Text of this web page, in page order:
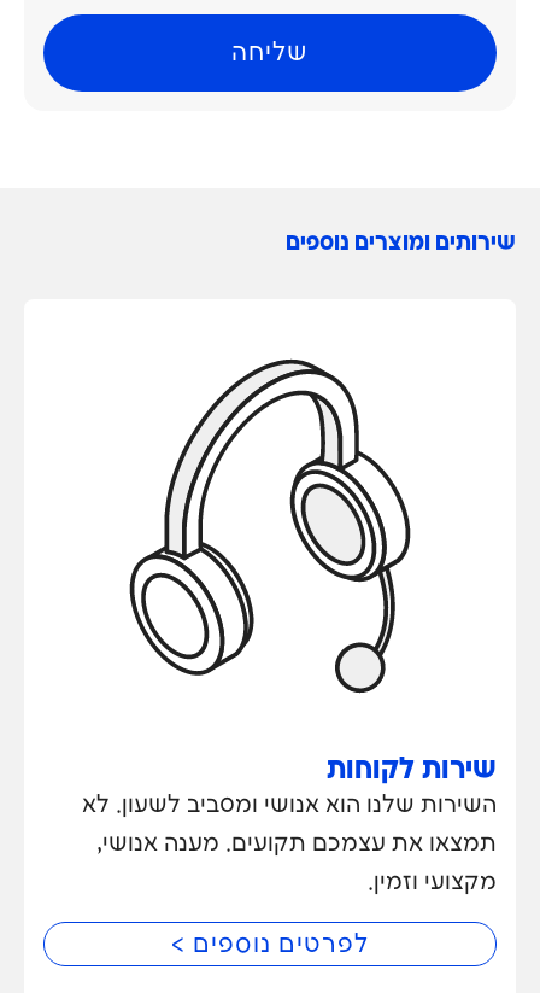
שירותים ומוצרים נוספים
שירות לקוחות
השירות שלנו הוא אנושי ומסביב לשעון. לא
תמצאו את עצמכם תקועים. מענה אנושי,
מקצועי וזמין.
לפרטים נוספים >